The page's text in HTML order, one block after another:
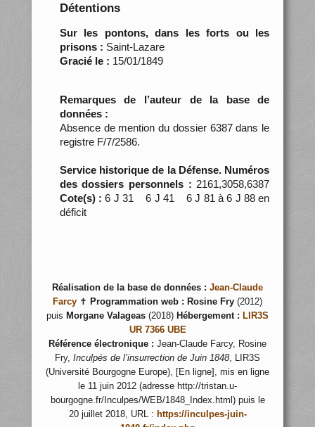
Détentions
Sur les pontons, dans les forts ou les
prisons : Saint-Lazare
Gracié le : 15/01/1849
Remarques de l’auteur de la base de
données :
Absence de mention du dossier 6387 dans le
registre F/7/2586.
Service historique de la Défense. Numéros
des dossiers personnels : 2161,3058,6387
Cote(s) : 6 J 31 6 J 41 6 J 81 à 6 J 88 en
déficit
Réalisation de la base de données : Jean-Claude
Farcy ✝ Programmation web : Rosine Fry (2012)
puis Morgane Valageas (2018) Hébergement : LIR3S
UR 7366 UBE
Référence électronique : Jean-Claude Farcy, Rosine
Fry, Inculpés de l’insurrection de Juin 1848, LIR3S
(Université Bourgogne Europe), [En ligne], mis en ligne
le 11 juin 2012 (adresse http://tristan.u-
bourgogne.fr/Inculpes/WEB/1848_Index.html) puis le
20 juillet 2018, URL : https://inculpes-juin-